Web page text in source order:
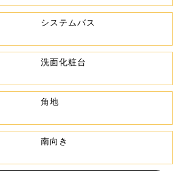
システムバス
洗面化粧台
角地
南向き